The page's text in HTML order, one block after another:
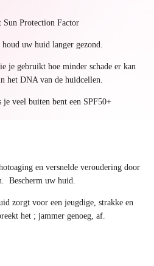
Sun Protection Factor
uw huid langer gezond.
je gebruikt hoe minder schade er kan
het DNA van de huidcellen.
je veel buiten bent een SPF50+
en versnelde veroudering door
Bescherm uw huid.
zorgt voor een jeugdige, strakke en
het ; jammer genoeg, af.